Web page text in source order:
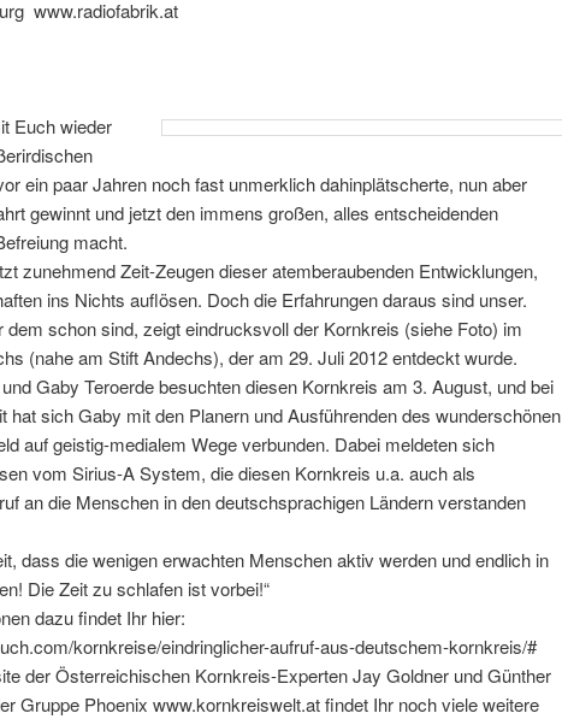
www.radiofabrik.at
Euch wieder
ein paar Jahren noch fast unmerklich dahinplätscherte, nun aber
gewinnt und jetzt den immens großen, alles entscheidenden
macht.
zunehmend Zeit-Zeugen dieser atemberaubenden Entwicklungen,
ins Nichts auflösen. Doch die Erfahrungen daraus sind unser.
dem schon sind, zeigt eindrucksvoll der Kornkreis (siehe Foto) im
(nahe am Stift Andechs), der am 29. Juli 2012 entdeckt wurde.
Gaby Teroerde besuchten diesen Kornkreis am 3. August, und bei
hat sich Gaby mit den Planern und Ausführenden des wunderschönen
auf geistig-medialem Wege verbunden. Dabei meldeten sich
vom Sirius-A System, die diesen Kornkreis u.a. auch als
an die Menschen in den deutschsprachigen Ländern verstanden
dass die wenigen erwachten Menschen aktiv werden und endlich in
Die Zeit zu schlafen ist vorbei!“
dazu findet Ihr hier:
kornkreise/eindringlicher-aufruf-aus-deutschem-kornkreis/#
der Österreichischen Kornkreis-Experten Jay Goldner und Günther
Gruppe Phoenix www.kornkreiswelt.at findet Ihr noch viele weitere